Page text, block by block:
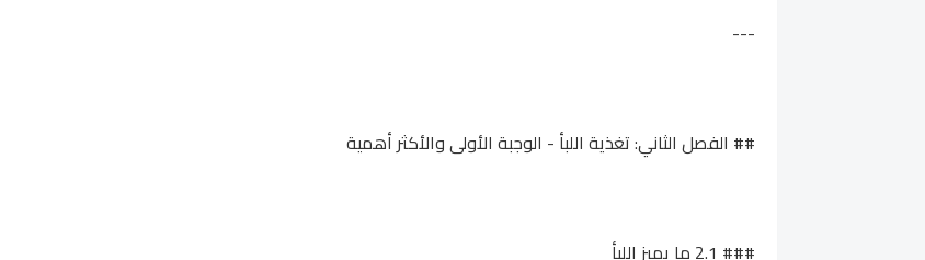
---
## الفصل الثاني: تغذية اللبأ - الوجبة الأولى والأكثر أهمية
### 2.1 ما يميز اللبأ